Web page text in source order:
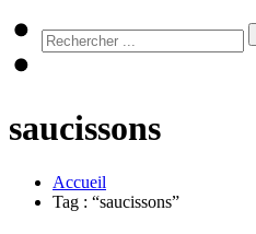
saucissons
Accueil
Tag : “saucissons”